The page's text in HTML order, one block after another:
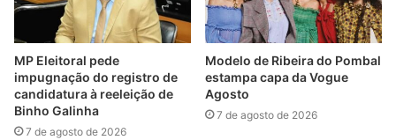
MP Eleitoral pede
impugnação do registro de
candidatura à reeleição de
Binho Galinha
7 de agosto de 2026
Modelo de Ribeira do Pombal
estampa capa da Vogue
Agosto
7 de agosto de 2026